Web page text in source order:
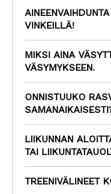
VINKEILLÄ!
MIKSI AINA
VÄSYMYKSEEN.
ONNISTUUKO
LIIKUNNAN
TAI
TREENIVÄLINEET